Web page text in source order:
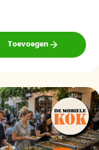
Toevoegen